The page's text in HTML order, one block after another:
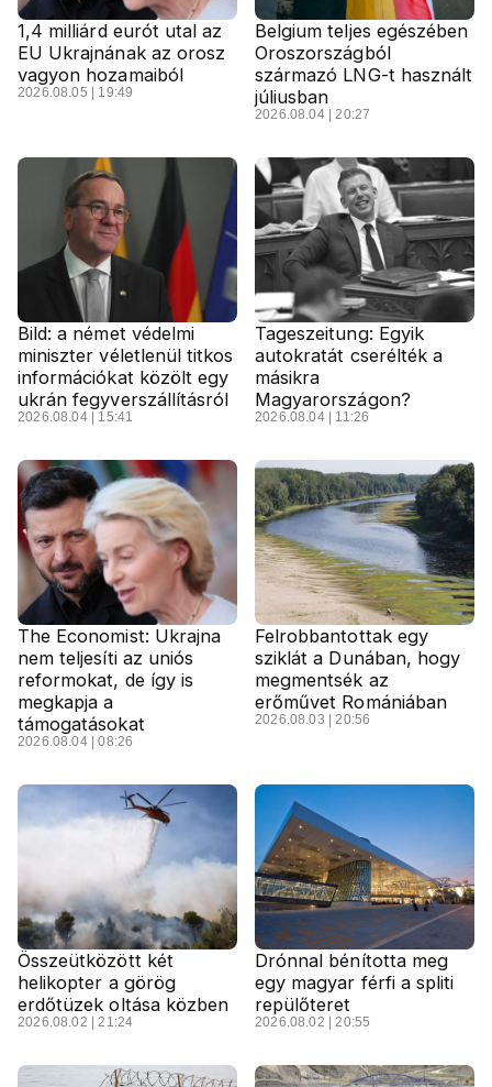
1,4 milliárd eurót utal az
EU Ukrajnának az orosz
vagyon hozamaiból
2026.08.05 | 19:49
Belgium teljes egészében
Oroszországból
származó LNG-t használt
júliusban
2026.08.04 | 20:27
Bild: a német védelmi
miniszter véletlenül titkos
információkat közölt egy
ukrán fegyverszállításról
2026.08.04 | 15:41
Tageszeitung: Egyik
autokratát cserélték a
másikra
Magyarországon?
2026.08.04 | 11:26
The Economist: Ukrajna
nem teljesíti az uniós
reformokat, de így is
megkapja a
támogatásokat
2026.08.04 | 08:26
Felrobbantottak egy
sziklát a Dunában, hogy
megmentsék az
erőművet Romániában
2026.08.03 | 20:56
Összeütközött két
helikopter a görög
erdőtüzek oltása közben
2026.08.02 | 21:24
Drónnal bénította meg
egy magyar férfi a spliti
repülőteret
2026.08.02 | 20:55